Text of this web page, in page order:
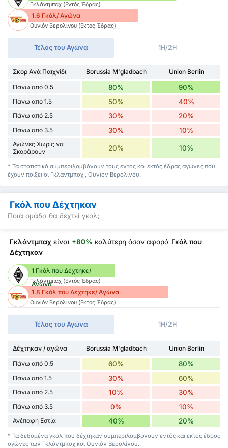
Γκλάντμπαχ (Εντός Έδρας)
1.6 Γκόλ/ Αγώνα
Ουνιόν Βερολίνου (Εκτός Έδρας)
Τέλος του Αγώνα 1H/2H
Σκορ Ανά Παιχνίδι Borussia M'gladbach
Union Berlin
Πάνω από 0.5
80% 90%
Πάνω από 1.5 50% 40%
Πάνω από 2.5 30% 20%
Πάνω από 3.5 30% 10%
Αγώνες Χωρίς να
Σκοράρουν
20% 10%
* Τα στατιστικά συμπεριλαμβάνουν τους εντός και εκτός έδρας αγώνες που
έχουν παίξει οι Γκλάντμπαχ , Ουνιόν Βερολίνου.
Γκόλ που Δέχτηκαν
Ποιά ομάδα θα δεχτεί γκολ;
Γκλάντμπαχ είναι +80% καλύτερη όσον αφορά Γκόλ που
Δέχτηκαν
1 Γκόλ που Δέχτηκε/
Αγώνα
Γκλάντμπαχ (Εντός Έδρας)
1.8 Γκόλ που Δέχτηκε/ Αγώνα
Ουνιόν Βερολίνου (Εκτός Έδρας)
Τέλος του Αγώνα 1H/2H
Δέχτηκαν / αγώνα Borussia M'gladbach
Union Berlin
Πάνω από 0.5
60% 80%
Πάνω από 1.5 30% 60%
Πάνω από 2.5 10% 30%
Πάνω από 3.5 0% 10%
Ανέπαφη Εστία 40% 20%
* Τα δεδομένα γκολ που δέχτηκαν συμπεριλαμβάνουν εντός και εκτός έδρας
αγώνες των Γκλάντμπαχ και Ουνιόν Βερολίνου.